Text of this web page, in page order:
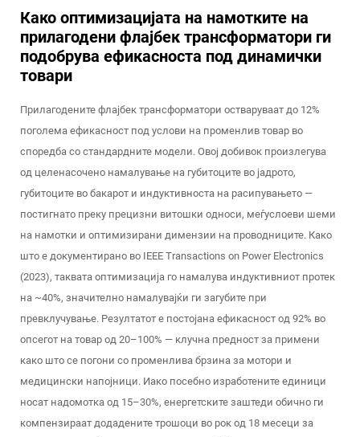
Како оптимизацијата на намотките на
прилагодени флајбек трансформатори ги
подобрува ефикасноста под динамички
товари
Прилагодените флајбек трансформатори остваруваат до 12%
поголема ефикасност под услови на променлив товар во
споредба со стандардните модели. Овој добивок произлегува
од целенасочено намалување на губитоците во јадрото,
губитоците во бакарот и индуктивноста на расипувањето —
постигнато преку прецизни витошки односи, меѓуслоеви шеми
на намотки и оптимизирани димензии на проводниците. Како
што е документирано во IEEE Transactions on Power Electronics
(2023), таквата оптимизација го намалува индуктивниот протек
на ~40%, значително намалувајќи ги загубите при
превклучување. Резултатот е постојана ефикасност од 92% во
опсегот на товар од 20–100% — клучна предност за примени
како што се погони со променлива брзина за мотори и
медицински напојници. Иако посебно изработените единици
носат надомотка од 15–30%, енергетските заштеди обично ги
компензираат додадените трошоци во рок од 18 месеци за